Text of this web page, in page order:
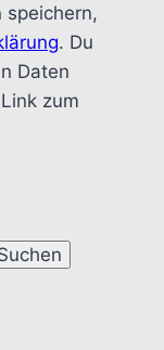
speichern,
. Du
Daten
zum